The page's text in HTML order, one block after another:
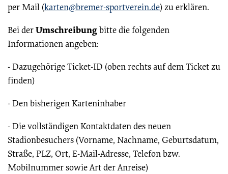
per Mail (karten@bremer-sportverein.de) zu erklären.
Bei derUmschreibungbitte die folgenden
Informationen angeben:
- Dazugehörige Ticket-ID (oben rechts auf dem Ticket zu
finden)
- Den bisherigen Karteninhaber
- Die vollständigen Kontaktdaten des neuen
Stadionbesuchers (Vorname, Nachname, Geburtsdatum,
Straße, PLZ, Ort, E-Mail-Adresse, Telefon bzw.
Mobilnummer sowie Art der Anreise)